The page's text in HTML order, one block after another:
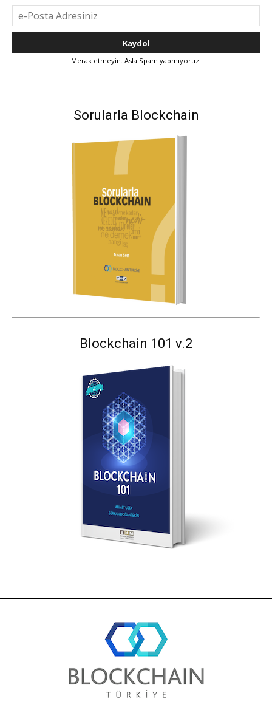
Merak etmeyin. Asla Spam yapmıyoruz.
Sorularla Blockchain
Blockchain 101 v.2